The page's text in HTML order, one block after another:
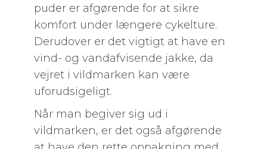
puder er afgørende for at sikre
komfort under længere cykelture.
Derudover er det vigtigt at have en
vind- og vandafvisende jakke, da
vejret i vildmarken kan være
uforudsigeligt.
Når man begiver sig ud i
vildmarken, er det også afgørende